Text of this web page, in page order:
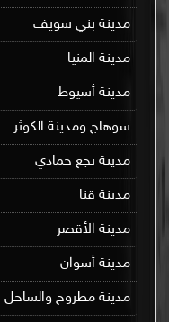
مدينة بني سويف
مدينة المنيا
مدينة أسيوط
سوهاج ومدينة الكوثر
مدينة نجع حمادي
مدينة قنا
مدينة الأقصر
مدينة أسوان
مدينة مطروح والساحل